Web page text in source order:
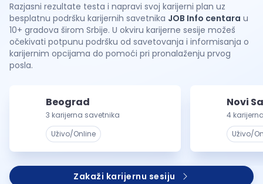
Razjasni rezultate testa i napravi svoj karijerni plan uz
besplatnu podršku karijernih savetnika JOB Info centara u
10+ gradova širom Srbije. U okviru karijerne sesije možeš
očekivati potpunu podršku od savetovanja i informisanja o
karijernim opcijama do pomoći pri pronalaženju prvog
posla.
Beograd
3 karijerna savetnika
Uživo/Online
Novi
4
Uživo/
Zakaži karijernu sesiju